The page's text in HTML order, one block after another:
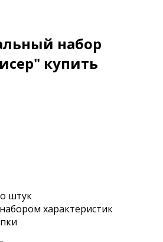
набор
купить
штук
характеристик